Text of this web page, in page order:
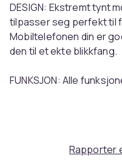
DESIGN: Ekstremt tynt
tilpasser seg perfekt til
Mobiltelefonen din er
den til et ekte blikkfang.
FUNKSJON: Alle
Rapporter